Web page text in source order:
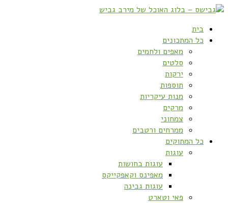
בית
כל המתכונים
מאפים ולחמים
סלטים
ירקות
תוספות
מנות עיקריות
מרקים
צמחוני
ממרחים ורטבים
כל המתוקים
עוגות
עוגות בחושות
מאפינס וקאפקייקס
עוגות גבינה
פאי וטארט